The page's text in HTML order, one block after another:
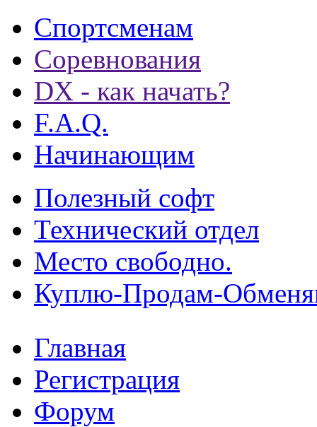
Спортсменам
Соревнования
DX - как начать?
F.A.Q.
Начинающим
Полезный софт
Технический отдел
Место свободно.
Куплю-Продам-
Главная
Регистрация
Форум